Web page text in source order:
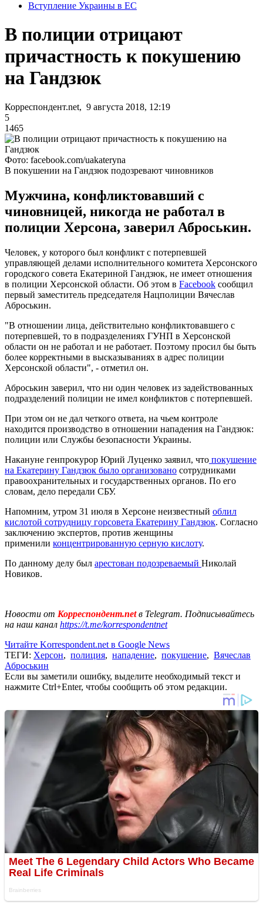
Вступление Украины в ЕС
В полиции отрицают
причастность к покушению
на Гандзюк
Корреспондент.net, 9 августа 2018, 12:19
5
1465
Фото: facebook.com/uakateryna
В покушении на Гандзюк подозревают чиновников
Мужчина, конфликтовавший с
чиновницей, никогда не работал в
полиции Херсона, заверил Аброськин.
Человек, у которого был конфликт с потерпевшей
управляющей делами исполнительного комитета Херсонского
городского совета Екатериной Гандзюк, не имеет отношения
в полиции Херсонской области. Об этом в Facebook сообщил
первый заместитель председателя Нацполиции Вячеслав
Аброськин.
"В отношении лица, действительно конфликтовавшего с
потерпевшей, то в подразделениях ГУНП в Херсонской
области он не работал и не работает. Поэтому просил бы быть
более корректными в высказываниях в адрес полиции
Херсонской области", - отметил он.
Аброськин заверил, что ни один человек из задействованных
подразделений полиции не имел конфликтов с потерпевшей.
При этом он не дал четкого ответа, на чьем контроле
находится производство в отношении нападения на Гандзюк:
полиции или Службы безопасности Украины.
Накануне генпрокурор Юрий Луценко заявил, что покушение
на Екатерину Гандзюк было организовано сотрудниками
правоохранительных и государственных органов. По его
словам, дело передали СБУ.
Напомним, утром 31 июля в Херсоне неизвестный облил
кислотой сотрудницу горсовета Екатерину Гандзюк. Согласно
заключению экспертов, против женщины
применили концентрированную серную кислоту.
По данному делу был арестован подозреваемый Николай
Новиков.
Новости от Корреспондент.netв Telegram. Подписывайтесь
на наш канал https://t.me/korrespondentnet
Читайте Korrespondent.net в Google News
ТЕГИ: Херсон, полиция, нападение, покушение, Вячеслав
Аброськин
Если вы заметили ошибку, выделите необходимый текст и
нажмите Ctrl+Enter, чтобы сообщить об этом редакции.